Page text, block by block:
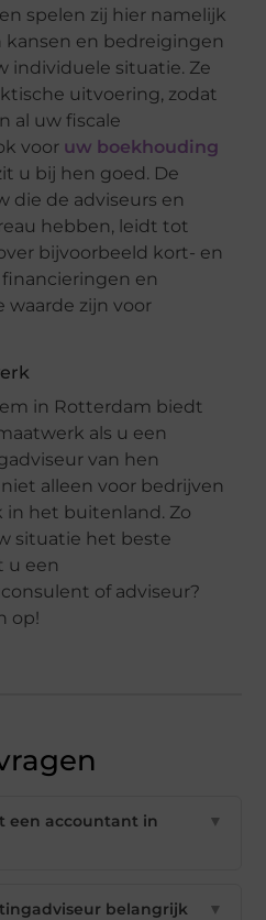
spelen zij hier namelijk
kansen en bedreigingen
individuele situatie. Ze
uitvoering, zodat
al uw fiscale
voor uw boekhouding
u bij hen goed. De
die de adviseurs en
hebben, leidt tot
bijvoorbeeld kort- en
en
waarde zijn voor
in Rotterdam biedt
als u een
van hen
alleen voor bedrijven
in het buitenland. Zo
situatie het beste
u een
of adviseur?
op!
een accountant in
▼
belangrijk
▼